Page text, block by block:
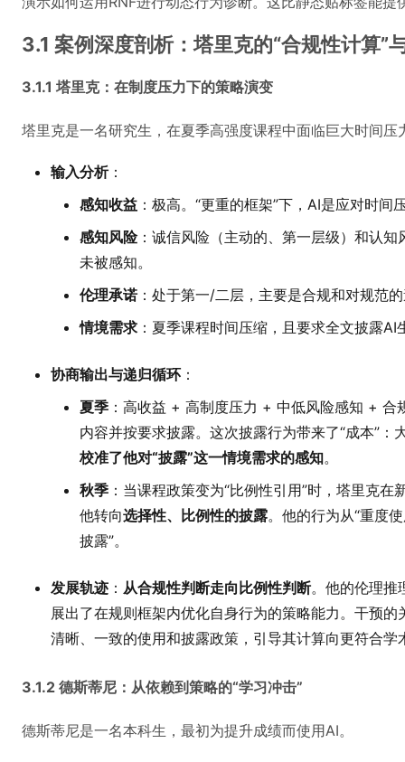
3.1 案例深度剖析：塔里克的“合规性计算”
3.1.1 塔里克：在制度压力下的策略演变
塔里克是一名研究生，在夏季高强度课程中面临巨大时间压
输入分析：
感知收益 ：极高。“更重的框架”下，AI是应对时间
感知风险：诚信风险（主动的、第一层级）和认
未被感知。
伦理承诺 ：处于第一/二层，主要是合规和对规范
情境需求 ：夏季课程时间压缩，且要求全文披露AI
协商输出与递归循环：
夏季 ：高收益 + 高制度压力 + 中低风险感知 +
内容并按要求披露。这次披露行为带来了“成本”
校准了他对“披露”这一情境需求的感知。
秋季 ：当课程政策变为“比例性引用”时，塔里克
他转向选择性、比例性的披露。他的行为从“重度
披露”。
发展轨迹 ： 从合规性判断走向比例性判断。他的伦理推
展出了在规则框架内优化自身行为的策略能力。干预的
清晰、一致的使用和披露政策，引导其计算向更符合学
3.1.2 德斯蒂尼：从依赖到策略的“学习冲击”
德斯蒂尼是一名本科生，最初为提升成绩而使用AI。